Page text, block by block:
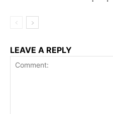
LEAVE A REPLY